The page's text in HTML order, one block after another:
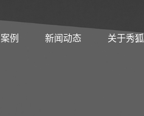
案例 新闻动态 关于秀狐